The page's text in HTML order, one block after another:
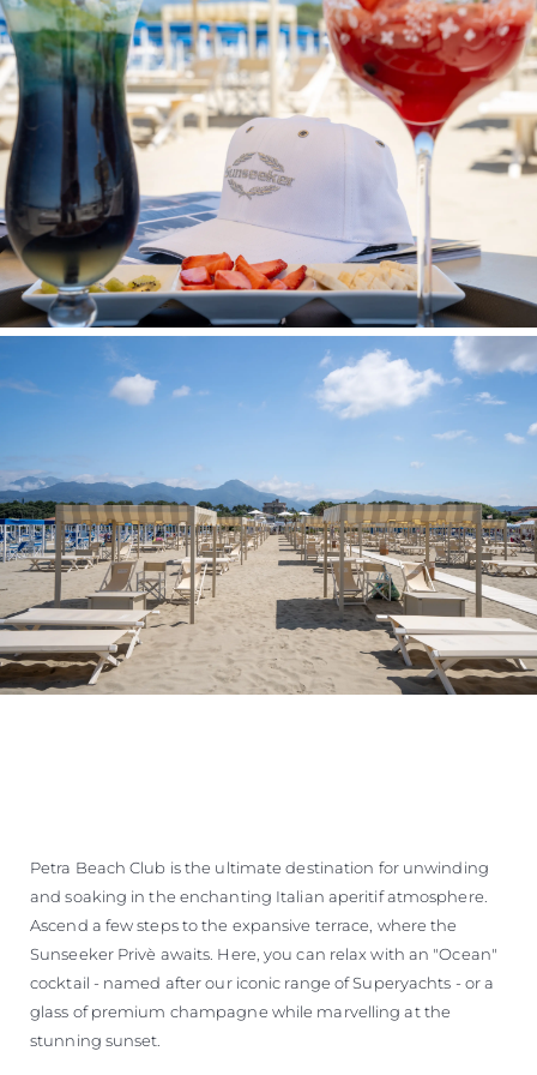
Petra Beach Club is the ultimate destination for unwinding
and soaking in the enchanting Italian aperitif atmosphere.
Ascend a few steps to the expansive terrace, where the
Sunseeker Privè awaits. Here, you can relax with an "Ocean"
cocktail - named after our iconic range of Superyachts - or a
glass of premium champagne while marvelling at the
stunning sunset.